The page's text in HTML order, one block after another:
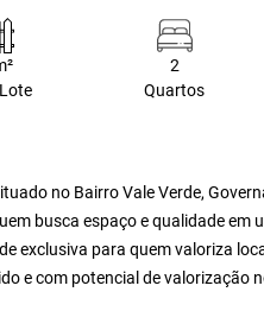
2
Quartos
no Bairro Vale Verde,
busca espaço e qualidade
exclusiva para quem valoriza
e com potencial de valorização